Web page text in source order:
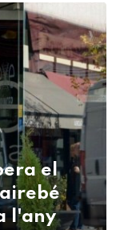
el
l'any